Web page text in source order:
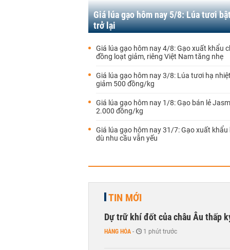
Giá lúa gạo hôm nay 5/8: Lúa tươi
trở lại
Giá lúa gạo hôm nay 4/8: Gạo xuất khẩu
đồng loạt giảm, riêng Việt Nam tăng nhẹ
Giá lúa gạo hôm nay 3/8: Lúa tươi hạ
giảm 500 đồng/kg
Giá lúa gạo hôm nay 1/8: Gạo bán lẻ
2.000 đồng/kg
Giá lúa gạo hôm nay 31/7: Gạo xuất
dù nhu cầu vẫn yếu
TIN MỚI
Dự trữ khí đốt của châu Âu thấp
HÀNG HÓA - 1 phút trước